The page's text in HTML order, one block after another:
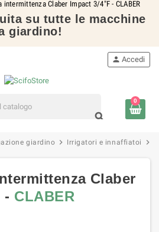
Claber Impact 3/4"F - CLABER
su tutte le macchine
giardino!
search
person Accedi
0
giardino chevron_right Irrigatori e innaffiatoi chevron_right
Claber
- CLABER